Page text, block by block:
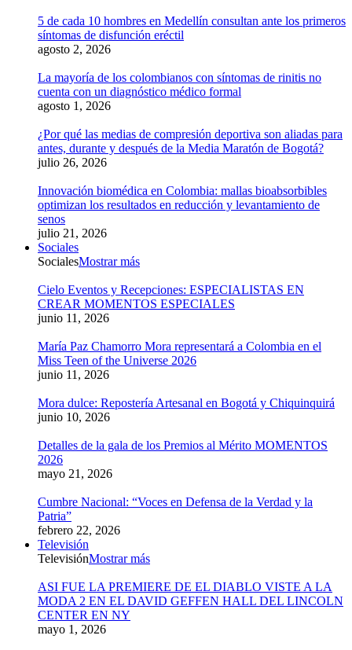
5 de cada 10 hombres en Medellín consultan ante los primeros
síntomas de disfunción eréctil
agosto 2, 2026
La mayoría de los colombianos con síntomas de rinitis no
cuenta con un diagnóstico médico formal
agosto 1, 2026
¿Por qué las medias de compresión deportiva son aliadas para
antes, durante y después de la Media Maratón de Bogotá?
julio 26, 2026
Innovación biomédica en Colombia: mallas bioabsorbibles
optimizan los resultados en reducción y levantamiento de
senos
julio 21, 2026
Sociales
SocialesMostrar más
Cielo Eventos y Recepciones: ESPECIALISTAS EN
CREAR MOMENTOS ESPECIALES
junio 11, 2026
María Paz Chamorro Mora representará a Colombia en el
Miss Teen of the Universe 2026
junio 11, 2026
Mora dulce: Repostería Artesanal en Bogotá y Chiquinquirá
junio 10, 2026
Detalles de la gala de los Premios al Mérito MOMENTOS
2026
mayo 21, 2026
Cumbre Nacional: “Voces en Defensa de la Verdad y la
Patria”
febrero 22, 2026
Televisión
TelevisiónMostrar más
ASI FUE LA PREMIERE DE EL DIABLO VISTE A LA
MODA 2 EN EL DAVID GEFFEN HALL DEL LINCOLN
CENTER EN NY
mayo 1, 2026